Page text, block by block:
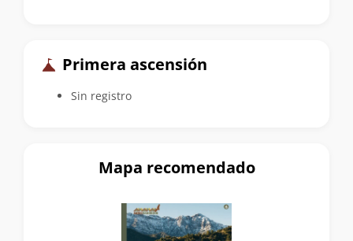
Primera ascensión
Sin registro
Mapa recomendado